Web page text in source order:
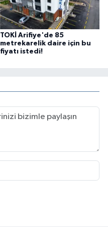
TOKİ Arifiye'de 85
metrekarelik daire için bu
fiyatı istedi!